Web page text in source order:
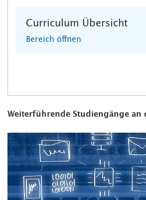
Curriculum Übersicht
Bereich öffnen
Weiterführende Studiengänge an